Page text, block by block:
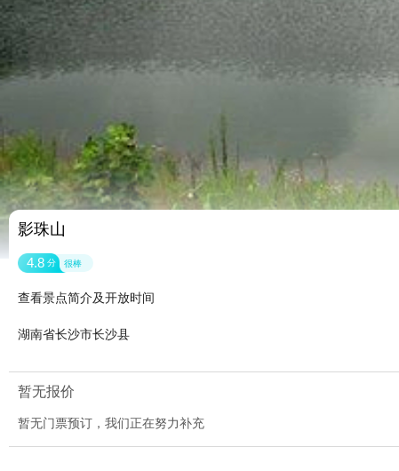
影珠山
4.8 分 很棒
查看景点简介及开放时间
湖南省长沙市长沙县
暂无报价
暂无门票预订，我们正在努力补充